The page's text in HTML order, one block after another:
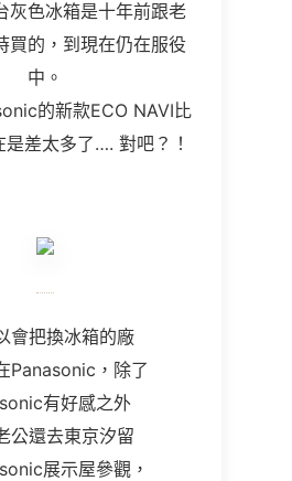
灰色冰箱是十年前跟老
買的，到現在仍在服役
中。
的新款ECO NAVI比
差太多了…. 對吧？！
會把換冰箱的廠
Panasonic，除了
有好感之外
公還去東京汐留
展示屋參觀，